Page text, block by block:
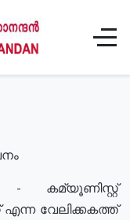
- കമ്യൂണിസ്റ്റ്
വേലിക്കകത്ത്